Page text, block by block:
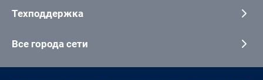
Техподдержка
Все города сети